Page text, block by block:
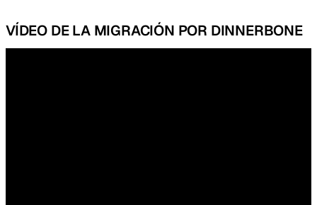
VÍDEO DE LA MIGRACIÓN POR DINNERBONE